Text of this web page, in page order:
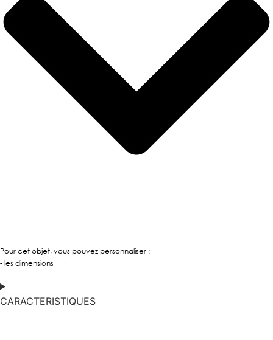
Pour cet objet, vous pouvez personnaliser :
- les dimensions
CARACTERISTIQUES